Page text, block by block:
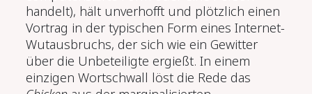
handelt), hält unverhofft und plötzlich einen
Vortrag in der typischen Form eines Internet-
Wutausbruchs, der sich wie ein Gewitter
über die Unbeteiligte ergießt. In einem
einzigen Wortschwall löst die Rede das